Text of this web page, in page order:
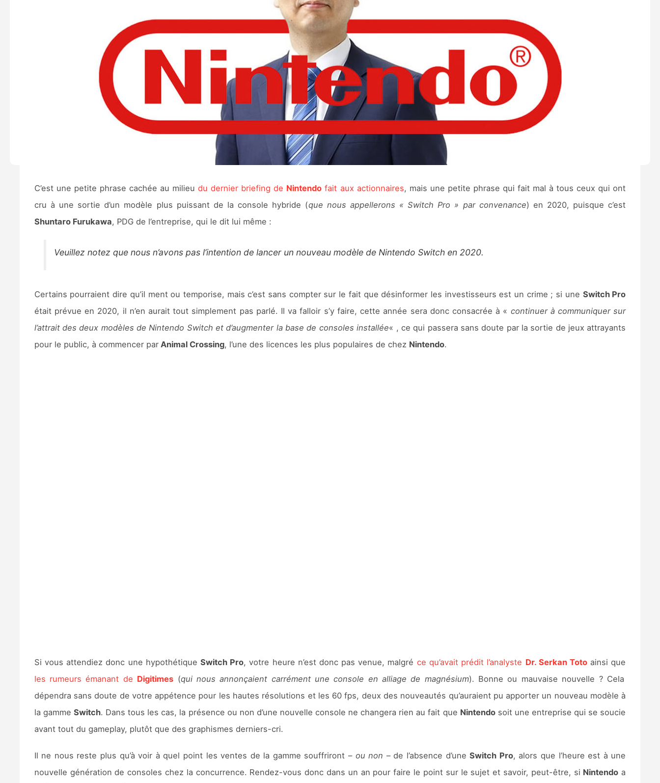
C’est une petite phrase cachée au milieudu dernier briefing de Nintendo fait aux actionnaires, mais une petite phrase qui fait mal à tous ceux qui ont
cru à une sortie d’un modèle plus puissant de la console hybride (que nous appellerons « Switch Pro » par convenance) en 2020, puisque c’est
Shuntaro Furukawa, PDG de l’entreprise, qui le dit lui même :
Veuillez notez que nous n’avons pas l’intention de lancer un nouveau modèle de Nintendo Switch en 2020.
Certains pourraient dire qu’il ment ou temporise, mais c’est sans compter sur le fait que désinformer les investisseurs est un crime ; si une Switch Pro
était prévue en 2020, il n’en aurait tout simplement pas parlé. Il va falloir s’y faire, cette année sera donc consacrée à « continuer à communiquer sur
l’attrait des deux modèles de Nintendo Switch et d’augmenter la base de consoles installée« , ce qui passera sans doute par la sortie de jeux attrayants
pour le public, à commencer parAnimal Crossing, l’une des licences les plus populaires de chez Nintendo.
Si vous attendiez donc une hypothétique Switch Pro, votre heure n’est donc pas venue, malgré ce qu’avait prédit l’analyste Dr. Serkan Totoainsi que
les rumeurs émanant de Digitimes (qui nous annonçaient carrément une console en alliage de magnésium). Bonne ou mauvaise nouvelle ? Cela
dépendra sans doute de votre appétence pour les hautes résolutions et les 60 fps, deux des nouveautés qu’auraient pu apporter un nouveau modèle à
la gamme Switch. Dans tous les cas, la présence ou non d’une nouvelle console ne changera rien au fait que Nintendosoit une entreprise qui se soucie
avant tout du gameplay, plutôt que des graphismes derniers-cri.
Il ne nous reste plus qu’à voir à quel point les ventes de la gamme souffriront – ou non – de l’absence d’uneSwitch Pro, alors que l’heure est à une
nouvelle génération de consoles chez la concurrence. Rendez-vous donc dans un an pour faire le point sur le sujet et savoir, peut-être, si Nintendo a